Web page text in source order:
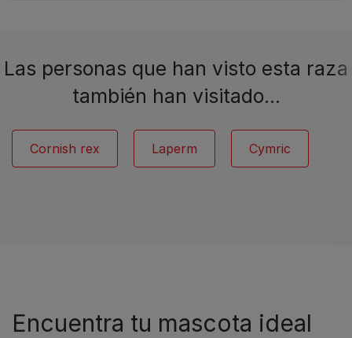
Las personas que han visto esta raza
también han visitado…
Cornish rex Laperm Cymric
Encuentra tu mascota ideal